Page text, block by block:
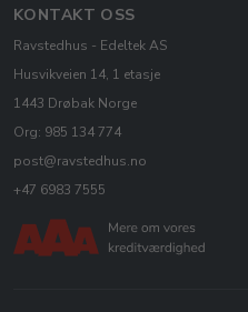
KONTAKT OSS
Ravstedhus - Edeltek AS
Husvikveien 14, 1 etasje
1443 Drøbak Norge
Org: 985 134 774
post@ravstedhus.no
+47 6983 7555